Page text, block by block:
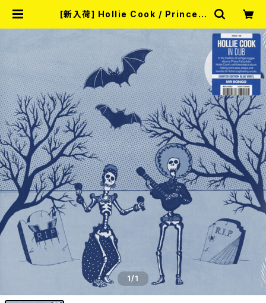
[新入荷] Hollie Cook / Prince F
1/1